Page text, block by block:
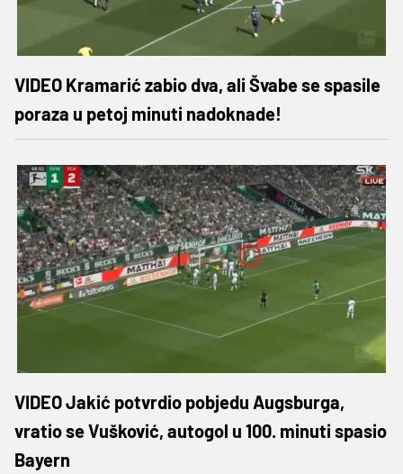
VIDEO Kramarić zabio dva, ali Švabe se spasile
poraza u petoj minuti nadoknade!
VIDEO Jakić potvrdio pobjedu Augsburga,
vratio se Vušković, autogol u 100. minuti spasio
Bayern